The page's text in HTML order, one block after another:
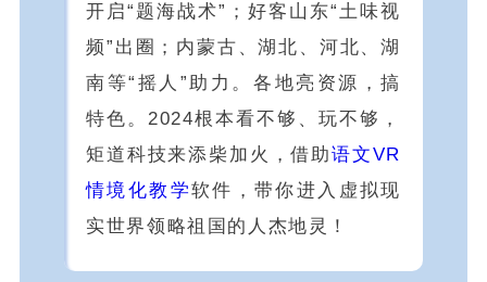
开启“题海战术”；好客山东“土味视
频”出圈；内蒙古、湖北、河北、湖
南等“摇人”助力。各地亮资源，搞
特色。2024根本看不够、玩不够，
矩道科技来添柴加火，借助语文VR
情境化教学软件，带你进入虚拟现
实世界领略祖国的人杰地灵！